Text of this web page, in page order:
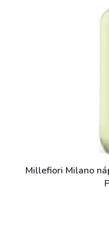
Millefiori Milano